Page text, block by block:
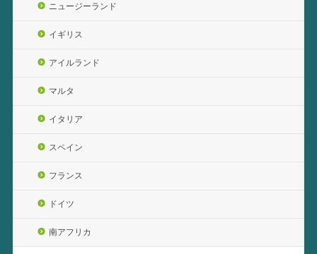
ニュージーランド
イギリス
アイルランド
マルタ
イタリア
スペイン
フランス
ドイツ
南アフリカ